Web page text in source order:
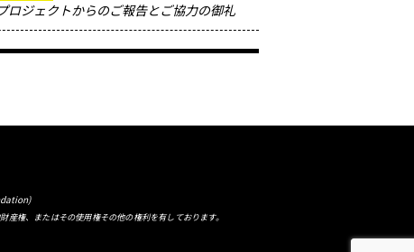
ロジェクトからのご報告とご協力の御礼
権、またはその使用権その他の権利を有しております。